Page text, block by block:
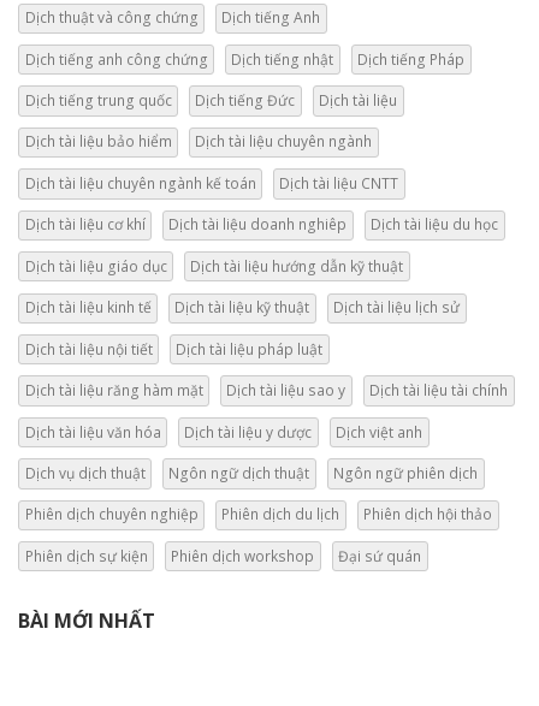
Dịch thuật và công chứng Dịch tiếng Anh
Dịch tiếng anh công chứng Dịch tiếng nhật Dịch tiếng Pháp
Dịch tiếng trung quốc Dịch tiếng Đức Dịch tài liệu
Dịch tài liệu bảo hiểm Dịch tài liệu chuyên ngành
Dịch tài liệu chuyên ngành kế toán Dịch tài liệu CNTT
Dịch tài liệu cơ khí Dịch tài liệu doanh nghiêp Dịch tài liệu du học
Dịch tài liệu giáo dục Dịch tài liệu hướng dẫn kỹ thuật
Dịch tài liệu kinh tế Dịch tài liệu kỹ thuật Dịch tài liệu lịch sử
Dịch tài liệu nội tiết Dịch tài liệu pháp luật
Dịch tài liệu răng hàm mặt Dịch tài liệu sao y Dịch tài liệu tài chính
Dịch tài liệu văn hóa Dịch tài liệu y dược Dịch việt anh
Dịch vụ dịch thuật Ngôn ngữ dịch thuật Ngôn ngữ phiên dịch
Phiên dịch chuyên nghiệp Phiên dịch du lịch Phiên dịch hội thảo
Phiên dịch sự kiện Phiên dịch workshop Đại sứ quán
BÀI MỚI NHẤT